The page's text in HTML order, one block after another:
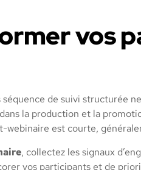
vos
séquence de suivi structurée
la production et la
webinaire est courte,
, collectez les signaux
vos participants et de